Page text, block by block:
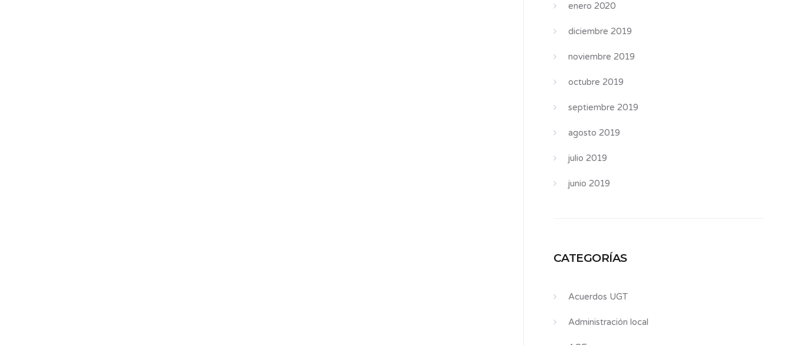
enero 2020
diciembre 2019
noviembre 2019
octubre 2019
septiembre 2019
agosto 2019
julio 2019
junio 2019
CATEGORÍAS
Acuerdos UGT
Administración local